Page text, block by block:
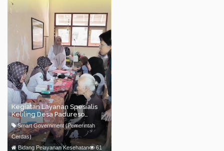
Kegiatan Layanan Spesialis
Keliling Desa Padureso
Puskesmas Jumo bersama
RSKSmart Government (Pemerintah
Cerdas)
Bidang Pelayanan Kesehatan
61